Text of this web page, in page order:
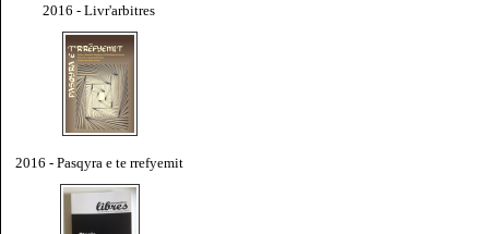
2016 - Livr'arbitres
2016 - Pasqyra e te rrefyemit